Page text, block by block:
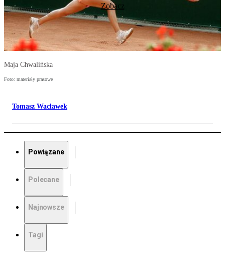
Zobacz
Maja Chwalińska
Foto: materiały prasowe
Tomasz Wacławek
Powiązane
Polecane
Najnowsze
Tagi